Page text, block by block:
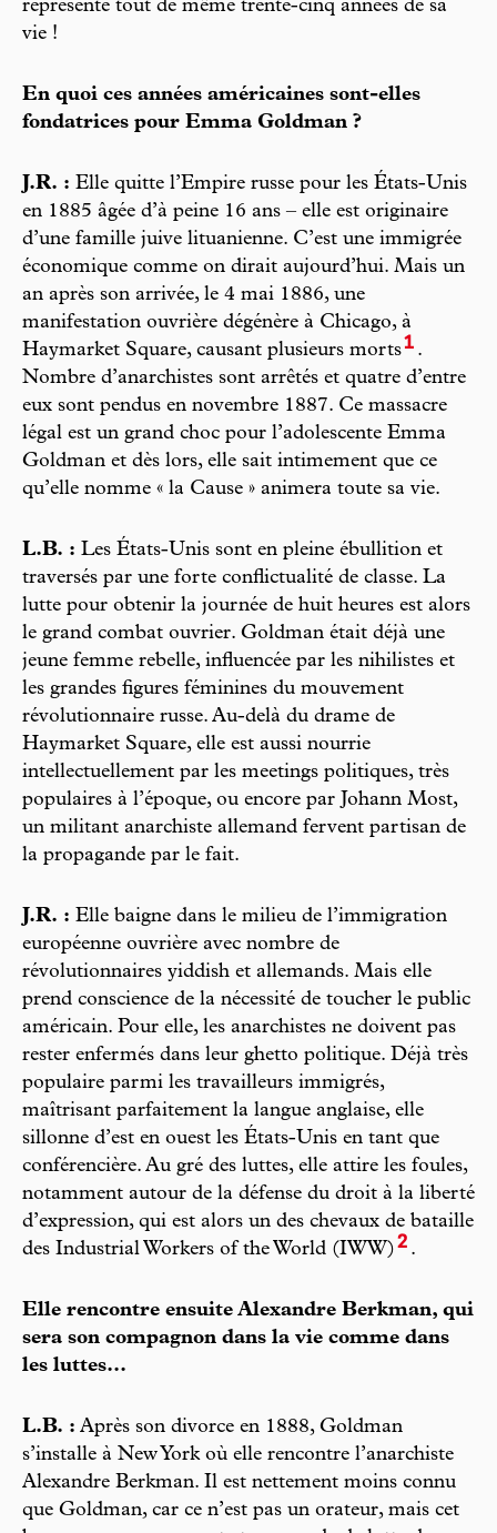
représente tout de même trente-cinq années de sa
vie !
En quoi ces années américaines sont-elles
fondatrices pour Emma Goldman ?
J.R. : Elle quitte l’Empire russe pour les États-Unis
en 1885 âgée d’à peine 16 ans – elle est originaire
d’une famille juive lituanienne. C’est une immigrée
économique comme on dirait aujourd’hui. Mais un
an après son arrivée, le 4 mai 1886, une
manifestation ouvrière dégénère à Chicago, à
Haymarket Square, causant plusieurs morts1 .
Nombre d’anarchistes sont arrêtés et quatre d’entre
eux sont pendus en novembre 1887. Ce massacre
légal est un grand choc pour l’adolescente Emma
Goldman et dès lors, elle sait intimement que ce
qu’elle nomme « la Cause » animera toute sa vie.
L.B. : Les États-Unis sont en pleine ébullition et
traversés par une forte conflictualité de classe. La
lutte pour obtenir la journée de huit heures est alors
le grand combat ouvrier. Goldman était déjà une
jeune femme rebelle, influencée par les nihilistes et
les grandes figures féminines du mouvement
révolutionnaire russe. Au-delà du drame de
Haymarket Square, elle est aussi nourrie
intellectuellement par les meetings politiques, très
populaires à l’époque, ou encore par Johann Most,
un militant anarchiste allemand fervent partisan de
la propagande par le fait.
J.R. : Elle baigne dans le milieu de l’immigration
européenne ouvrière avec nombre de
révolutionnaires yiddish et allemands. Mais elle
prend conscience de la nécessité de toucher le public
américain. Pour elle, les anarchistes ne doivent pas
rester enfermés dans leur ghetto politique. Déjà très
populaire parmi les travailleurs immigrés,
maîtrisant parfaitement la langue anglaise, elle
sillonne d’est en ouest les États-Unis en tant que
conférencière. Au gré des luttes, elle attire les foules,
notamment autour de la défense du droit à la liberté
d’expression, qui est alors un des chevaux de bataille
des Industrial Workers of the World (IWW)2 .
Elle rencontre ensuite Alexandre Berkman, qui
sera son compagnon dans la vie comme dans
les luttes...
L.B. : Après son divorce en 1888, Goldman
s’installe à New York où elle rencontre l’anarchiste
Alexandre Berkman. Il est nettement moins connu
que Goldman, car ce n’est pas un orateur, mais cet